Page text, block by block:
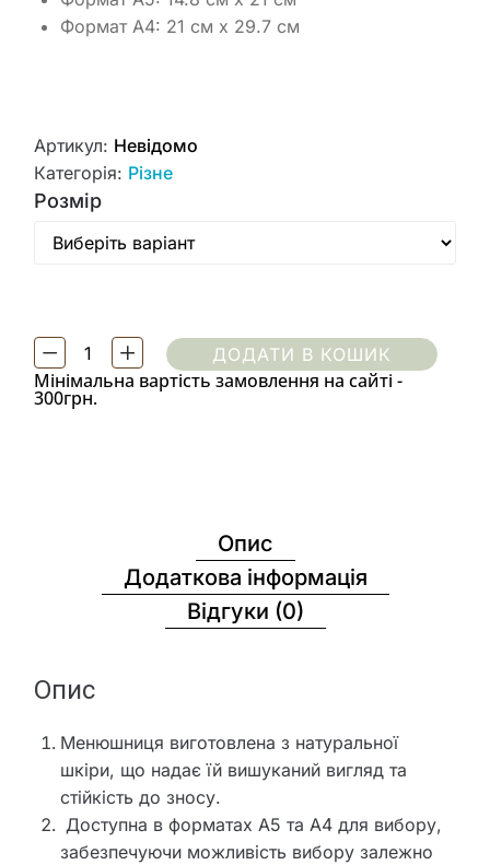
Формат А4: 21 см x 29.7 см
Артикул: Невідомо
Категорія: Різне
Розмір
ДОДАТИ В КОШИК
Мінімальна вартість замовлення на сайті -
300грн.
Опис
Додаткова інформація
Відгуки (0)
Опис
Менюшниця виготовлена з натуральної
шкіри, що надає їй вишуканий вигляд та
стійкість до зносу.
Доступна в форматах А5 та А4 для вибору,
забезпечуючи можливість вибору залежно